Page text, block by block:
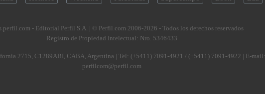
- Editorial Perfil S.A. | © Perfil.com 2006-2026 - Todos los derechos reservados
Registro de Propiedad Intelectual: Nro. 5346433
2715, C1289ABI, CABA, Argentina | Tel: (+5411) 7091-4921 / (+5411) 7091-4922 | E-mail:
perfilcom@perfil.com